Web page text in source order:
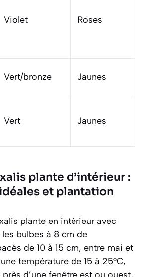
Violet Roses
Vert/bronze Jaunes
Vert Jaunes
plante d’intérieur :
et plantation
plante en intérieur avec
bulbes à 8 cm de
de 10 à 15 cm, entre mai et
température de 15 à 25°C,
d’une fenêtre est ou ouest,